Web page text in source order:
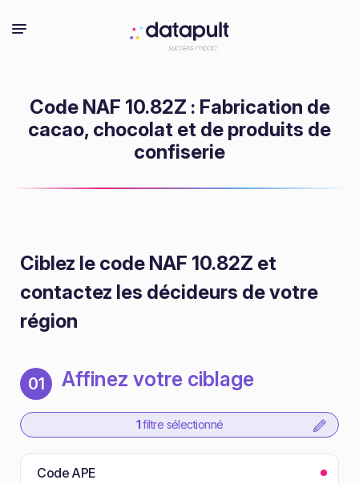
Code NAF 10.82Z : Fabrication de
cacao, chocolat et de produits de
confiserie
Ciblez le code NAF 10.82Z et
contactez les décideurs de votre
région
01 Affinez votre ciblage
1 filtre sélectionné
Code APE